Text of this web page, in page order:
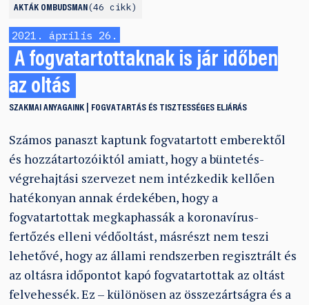
AKTÁK OMBUDSMAN 46 cikk
2021. április 26.
A fogvatartottaknak is jár időben
az oltás
SZAKMAI ANYAGAINK FOGVATARTÁS ÉS TISZTESSÉGES ELJÁRÁS
Számos panaszt kaptunk fogvatartott emberektől
és hozzátartozóiktól amiatt, hogy a büntetés-
végrehajtási szervezet nem intézkedik kellően
hatékonyan annak érdekében, hogy a
fogvatartottak megkaphassák a koronavírus-
fertőzés elleni védőoltást, másrészt nem teszi
lehetővé, hogy az állami rendszerben regisztrált és
az oltásra időpontot kapó fogvatartottak az oltást
felvehessék. Ez – különösen az összezártságra és a